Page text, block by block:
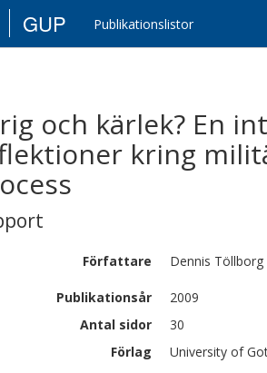
GUP Publikationslistor
och kärlek? En
kring
Författare Dennis Töllborg
Publikationsår
2009
Antal sidor
30
Förlag
University of